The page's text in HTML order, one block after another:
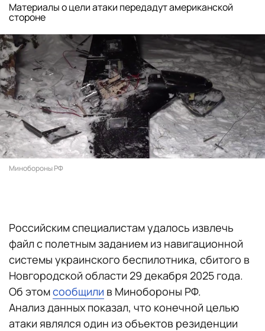
Материалы о цели атаки передадут американской
стороне
Минобороны РФ
Российским специалистам удалось извлечь
файл с полетным заданием из навигационной
системы украинского беспилотника, сбитого в
Новгородской области 29 декабря 2025 года.
Об этомсообщили в Минобороны РФ.
Анализ данных показал, что конечной целью
атаки являлся один из объектов резиденции